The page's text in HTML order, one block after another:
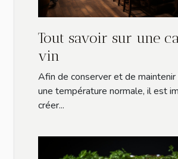
Tout savoir sur une
vin
Afin de conserver et de maintenir
une température normale, il est
créer...